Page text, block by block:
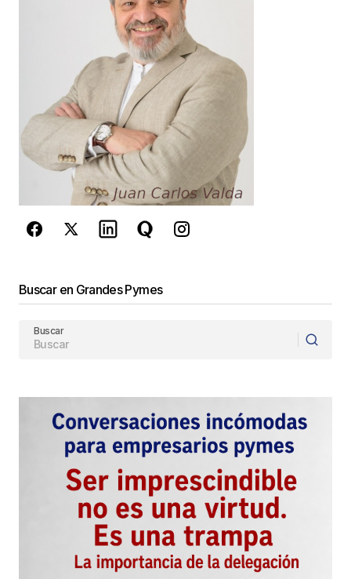
Guarda mi nombre, correo electrónico y web en
este navegador para la próxima vez que
Este sitio esta protegido por
reCAPTCHA y la
Política de
privacidady losTérminos del servicio
de Googlese aplican.
Enviar Comentario
Buscar en Grandes Pymes
Buscar